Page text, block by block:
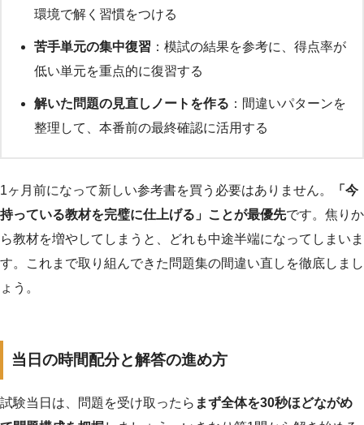
環境で解く習慣をつける
苦手単元の集中復習 ：模試の結果を参考に、得点率が
低い単元を重点的に復習する
解いた問題の見直しノートを作る ：間違いパターンを
整理して、本番前の最終確認に活用する
1ヶ月前になって新しい参考書を買う必要はありません。
「今
持っている教材を完璧に仕上げる」ことが最優先です。焦りか
ら教材を増やしてしまうと、どれも中途半端になってしまいま
す。これまで取り組んできた問題集の間違い直しを徹底しまし
ょう。
当日の時間配分と解答の進め方
試験当日は、問題を受け取ったら まず全体を30秒ほどながめ